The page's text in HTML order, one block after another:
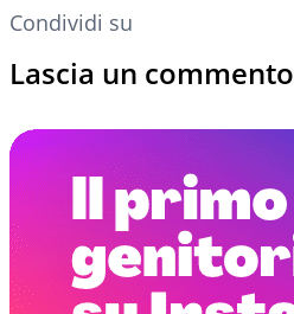
Condividi su
Lascia un commento